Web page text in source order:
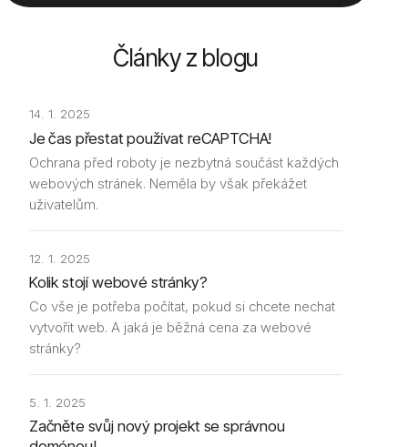
Články z blogu
14. 1. 2025
Je čas přestat používat reCAPTCHA!
Ochrana před roboty je nezbytná součást každých
webových stránek. Neměla by však překážet
uživatelům.
12. 1. 2025
Kolik stojí webové stránky?
Co vše je potřeba počítat, pokud si chcete nechat
vytvořit web. A jaká je běžná cena za webové
stránky?
5. 1. 2025
Začněte svůj nový projekt se správnou